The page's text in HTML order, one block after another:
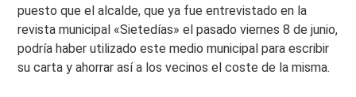
puesto que el alcalde, que ya fue entrevistado en la
revista municipal «Sietedías» el pasado viernes 8 de junio,
podría haber utilizado este medio municipal para escribir
su carta y ahorrar así a los vecinos el coste de la misma.